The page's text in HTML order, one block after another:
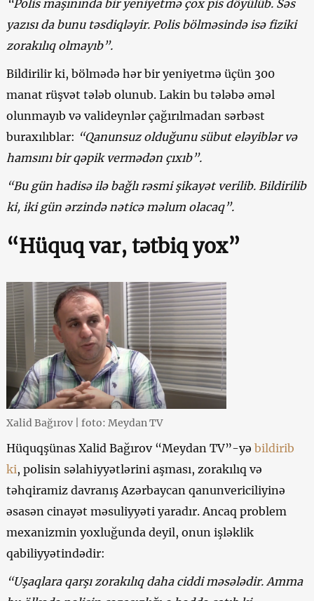
“Polis maşınında bir yeniyetmə çox pis döyülüb. Səs
yazısı da bunu təsdiqləyir. Polis bölməsində isə fiziki
zorakılıq olmayıb”.
Bildirilir ki, bölmədə hər bir yeniyetmə üçün 300
manat rüşvət tələb olunub. Lakin bu tələbə əməl
olunmayıb və valideynlər çağırılmadan sərbəst
buraxılıblar: “Qanunsuz olduğunu sübut eləyiblər və
hamsını bir qəpik vermədən çıxıb”.
“Bu gün hadisə ilə bağlı rəsmi şikayət verilib. Bildirilib
ki, iki gün ərzində nəticə məlum olacaq”.
“Hüquq var, tətbiq yox”
Xalid Bağırov | foto: Meydan TV
Hüquqşünas Xalid Bağırov “Meydan TV”-yə bildirib
ki, polisin səlahiyyətlərini aşması, zorakılıq və
təhqiramiz davranış Azərbaycan qanunvericiliyinə
əsasən cinayət məsuliyyəti yaradır. Ancaq problem
mexanizmin yoxluğunda deyil, onun işləklik
qabiliyyətindədir:
“Uşaqlara qarşı zorakılıq daha ciddi məsələdir. Amma